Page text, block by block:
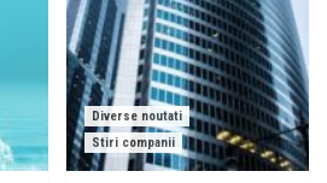
Diverse noutati
Stiri companii